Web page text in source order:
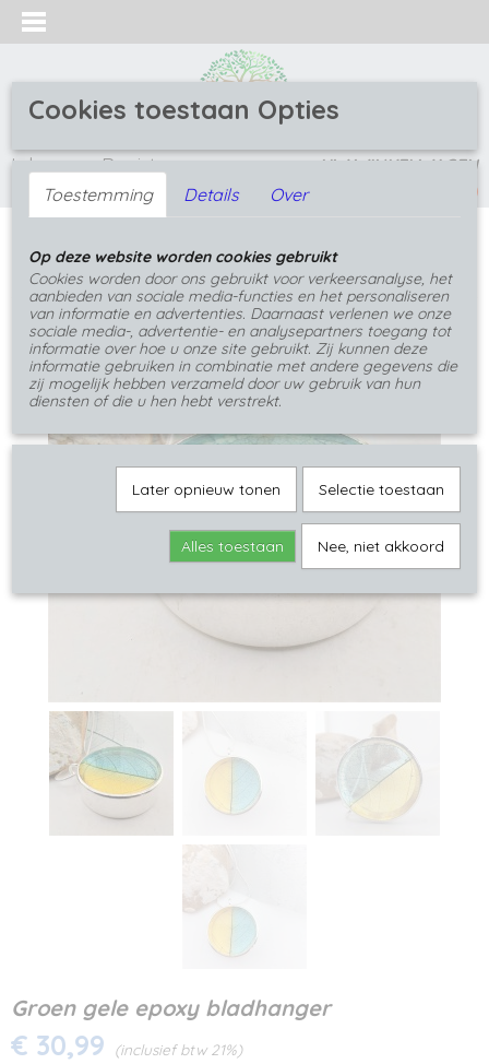
Inloggen Registreren UW WINKELWAGEN
(0)
Home>Hangers>Hangers met bladnerf
gele epoxy bladhanger
Groen gele epoxy bladhanger
€ 30,99 (inclusief btw 21%)
Cookies toestaan Opties
Toestemming Details Over
Op deze website worden cookies gebruikt
Cookies worden door ons gebruikt voor verkeersanalyse, het
aanbieden van sociale media-functies en het personaliseren
van informatie en advertenties. Daarnaast verlenen we onze
sociale media-, advertentie- en analysepartners toegang tot
informatie over hoe u onze site gebruikt. Zij kunnen deze
informatie gebruiken in combinatie met andere gegevens die
zij mogelijk hebben verzameld door uw gebruik van hun
diensten of die u hen hebt verstrekt.
Later opnieuw tonen Selectie toestaan
Alles toestaan Nee, niet akkoord